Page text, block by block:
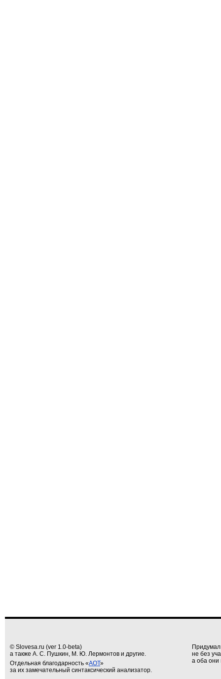
© Slovesa.ru (ver 1.0-beta)
а также А. С. Пушкин, М. Ю. Лермонтов и другие.
Отдельная благодарность «АОТ»
за их замечательный синтаксический анализатор.
не без
а оба они